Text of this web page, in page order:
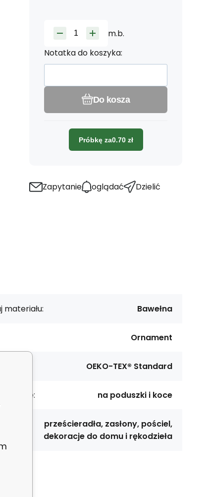
m.b.
Notatka do koszyka:
Do kosza
Próbkę za0.70 zł
Zapytanie oglądać Dzielić
materiału: Bawełna
Ornament
OEKO-TEX® Standard
na poduszki i koce
prześcieradła, zasłony, pościel,
dekoracje do domu i rękodzieła